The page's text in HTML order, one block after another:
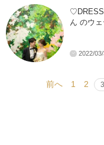
ん のウ
2022/
前へ 1 2 3